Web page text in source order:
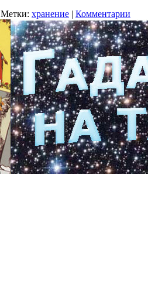
Метки: хранение | Комментарии